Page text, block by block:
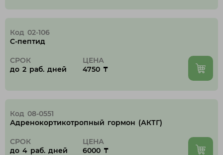
Код 02-106
C-пептид
СРОК
до 2 раб. дней
ЦЕНА
4750 ₸
Код 08-0551
Адренокортикотропный гормон (АКТГ)
СРОК
до 4 раб. дней
ЦЕНА
6000 ₸